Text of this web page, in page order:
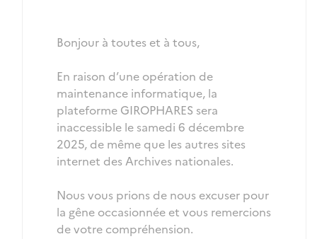
Bonjour à toutes et à tous,
En raison d’une opération de
maintenance informatique, la
plateforme GIROPHARES sera
inaccessible le samedi 6 décembre
2025, de même que les autres sites
internet des Archives nationales.
Nous vous prions de nous excuser pour
la gêne occasionnée et vous remercions
de votre compréhension.